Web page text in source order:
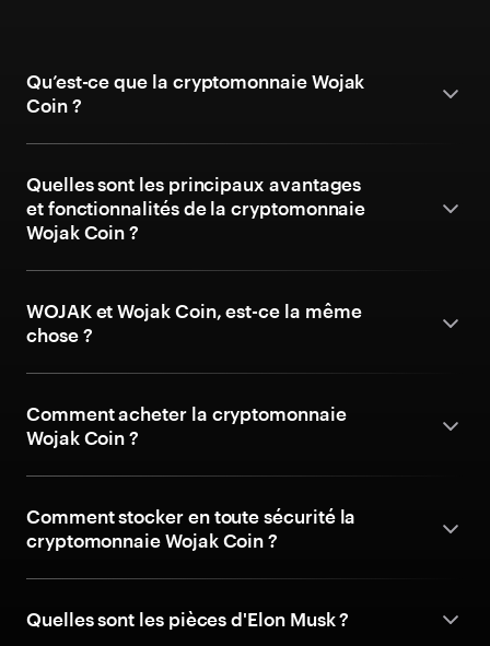
Qu’est-ce que la cryptomonnaie Wojak
Coin ?
Quelles sont les principaux avantages
et fonctionnalités de la cryptomonnaie
Wojak Coin ?
WOJAK et Wojak Coin, est-ce la même
chose ?
Comment acheter la cryptomonnaie
Wojak Coin ?
Comment stocker en toute sécurité la
cryptomonnaie Wojak Coin ?
Quelles sont les pièces d'Elon Musk ?